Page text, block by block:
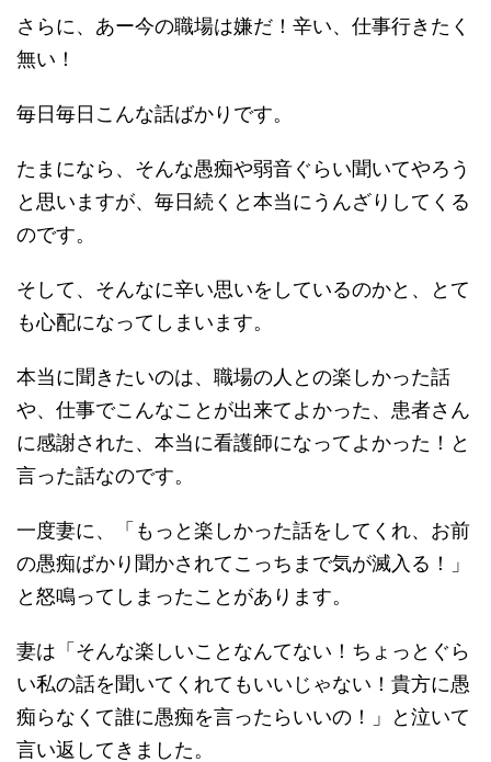
さらに、あー今の職場は嫌だ！辛い、仕事行きたく
無い！
毎日毎日こんな話ばかりです。
たまになら、そんな愚痴や弱音ぐらい聞いてやろう
と思いますが、毎日続くと本当にうんざりしてくる
のです。
そして、そんなに辛い思いをしているのかと、とて
も心配になってしまいます。
本当に聞きたいのは、職場の人との楽しかった話
や、仕事でこんなことが出来てよかった、患者さん
に感謝された、本当に看護師になってよかった！と
言った話なのです。
一度妻に、「もっと楽しかった話をしてくれ、お前
の愚痴ばかり聞かされてこっちまで気が滅入る！」
と怒鳴ってしまったことがあります。
妻は「そんな楽しいことなんてない！ちょっとぐら
い私の話を聞いてくれてもいいじゃない！貴方に愚
痴らなくて誰に愚痴を言ったらいいの！」と泣いて
言い返してきました。